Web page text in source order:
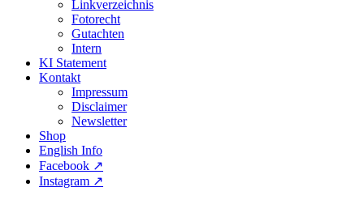
Linkverzeichnis
Fotorecht
Gutachten
Intern
KI Statement
Kontakt
Impressum
Disclaimer
Newsletter
Shop
English Info
Facebook ↗︎
Instagram ↗︎